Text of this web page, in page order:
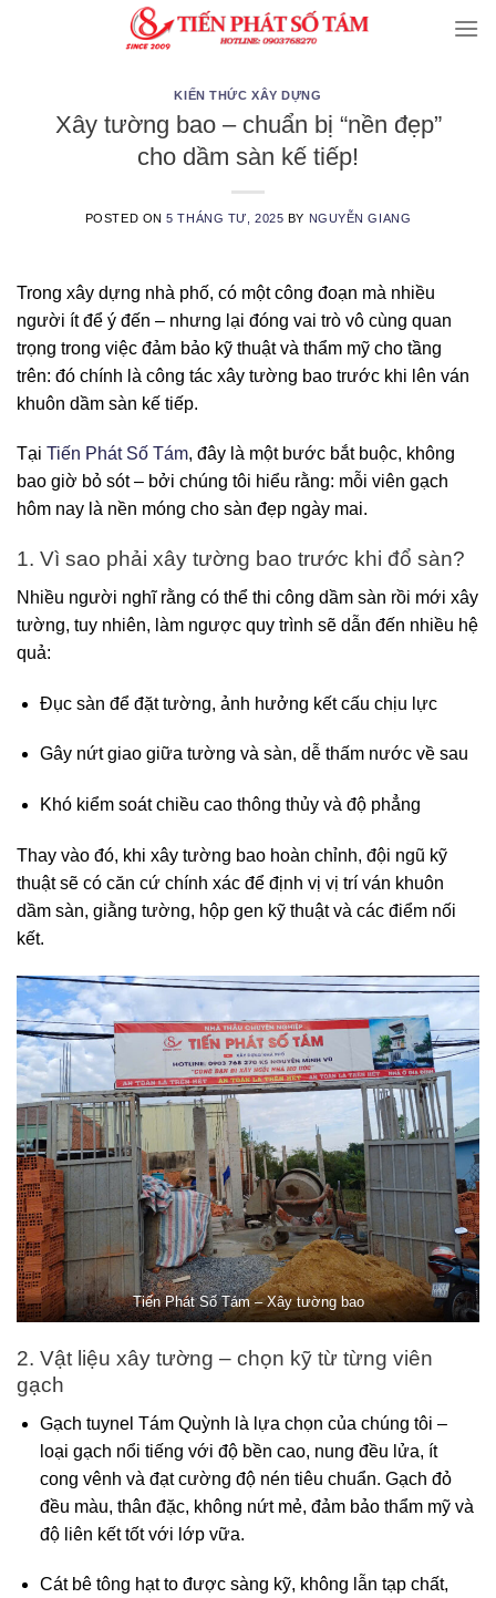
KIẾN THỨC XÂY DỰNG
Xây tường bao – chuẩn bị “nền đẹp”
cho dầm sàn kế tiếp!
POSTED ON5 THÁNG TƯ, 2025 BY NGUYỄN GIANG
Trong xây dựng nhà phố, có một công đoạn mà nhiều
người ít để ý đến – nhưng lại đóng vai trò vô cùng quan
trọng trong việc đảm bảo kỹ thuật và thẩm mỹ cho tầng
trên: đó chính là công tác xây tường bao trước khi lên ván
khuôn dầm sàn kế tiếp.
Tại Tiến Phát Số Tám, đây là một bước bắt buộc, không
bao giờ bỏ sót – bởi chúng tôi hiểu rằng: mỗi viên gạch
hôm nay là nền móng cho sàn đẹp ngày mai.
1. Vì sao phải xây tường bao trước khi đổ sàn?
Nhiều người nghĩ rằng có thể thi công dầm sàn rồi mới xây
tường, tuy nhiên, làm ngược quy trình sẽ dẫn đến nhiều hệ
quả:
Đục sàn để đặt tường, ảnh hưởng kết cấu chịu lực
Gây nứt giao giữa tường và sàn, dễ thấm nước về sau
Khó kiểm soát chiều cao thông thủy và độ phẳng
Thay vào đó, khi xây tường bao hoàn chỉnh, đội ngũ kỹ
thuật sẽ có căn cứ chính xác để định vị vị trí ván khuôn
dầm sàn, giằng tường, hộp gen kỹ thuật và các điểm nối
kết.
Tiến Phát Số Tám – Xây tường bao
2. Vật liệu xây tường – chọn kỹ từ từng viên
gạch
Gạch tuynel Tám Quỳnh là lựa chọn của chúng tôi –
loại gạch nổi tiếng với độ bền cao, nung đều lửa, ít
cong vênh và đạt cường độ nén tiêu chuẩn. Gạch đỏ
đều màu, thân đặc, không nứt mẻ, đảm bảo thẩm mỹ và
độ liên kết tốt với lớp vữa.
Cát bê tông hạt to được sàng kỹ, không lẫn tạp chất,